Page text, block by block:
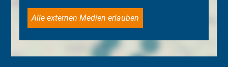
Alle externen Medien erlauben